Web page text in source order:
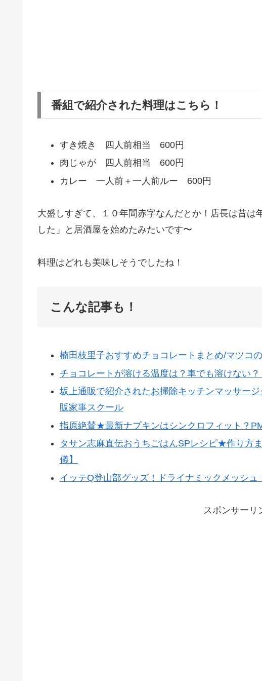
番組で紹介された料理はこちら！
すき焼き 四人前相当 600円
肉じゃが 四人前相当 600円
カレー 一人前＋一人前ルー 600円
大盛しすぎて、１０年間赤字なんだとか！店長は昔は
した」と居酒屋を始めたみたいです〜
料理はどれも美味しそうでしたね！
こんな記事も！
楠田枝里子おすすめチョコレートまとめ/マツコ
チョコレートが溶ける温度は？車でも溶けない？
坂上通販で紹介されたお掃除キッチンマッサー
販家事スクール
指原絶賛★最新ナプキンはシンクロフィット？
タサン志麻直伝おうちごはんSPレシピ★作り方
儀】
イッテQ登山部グッズ！ドライナミックメッシュ
スポンサーリ